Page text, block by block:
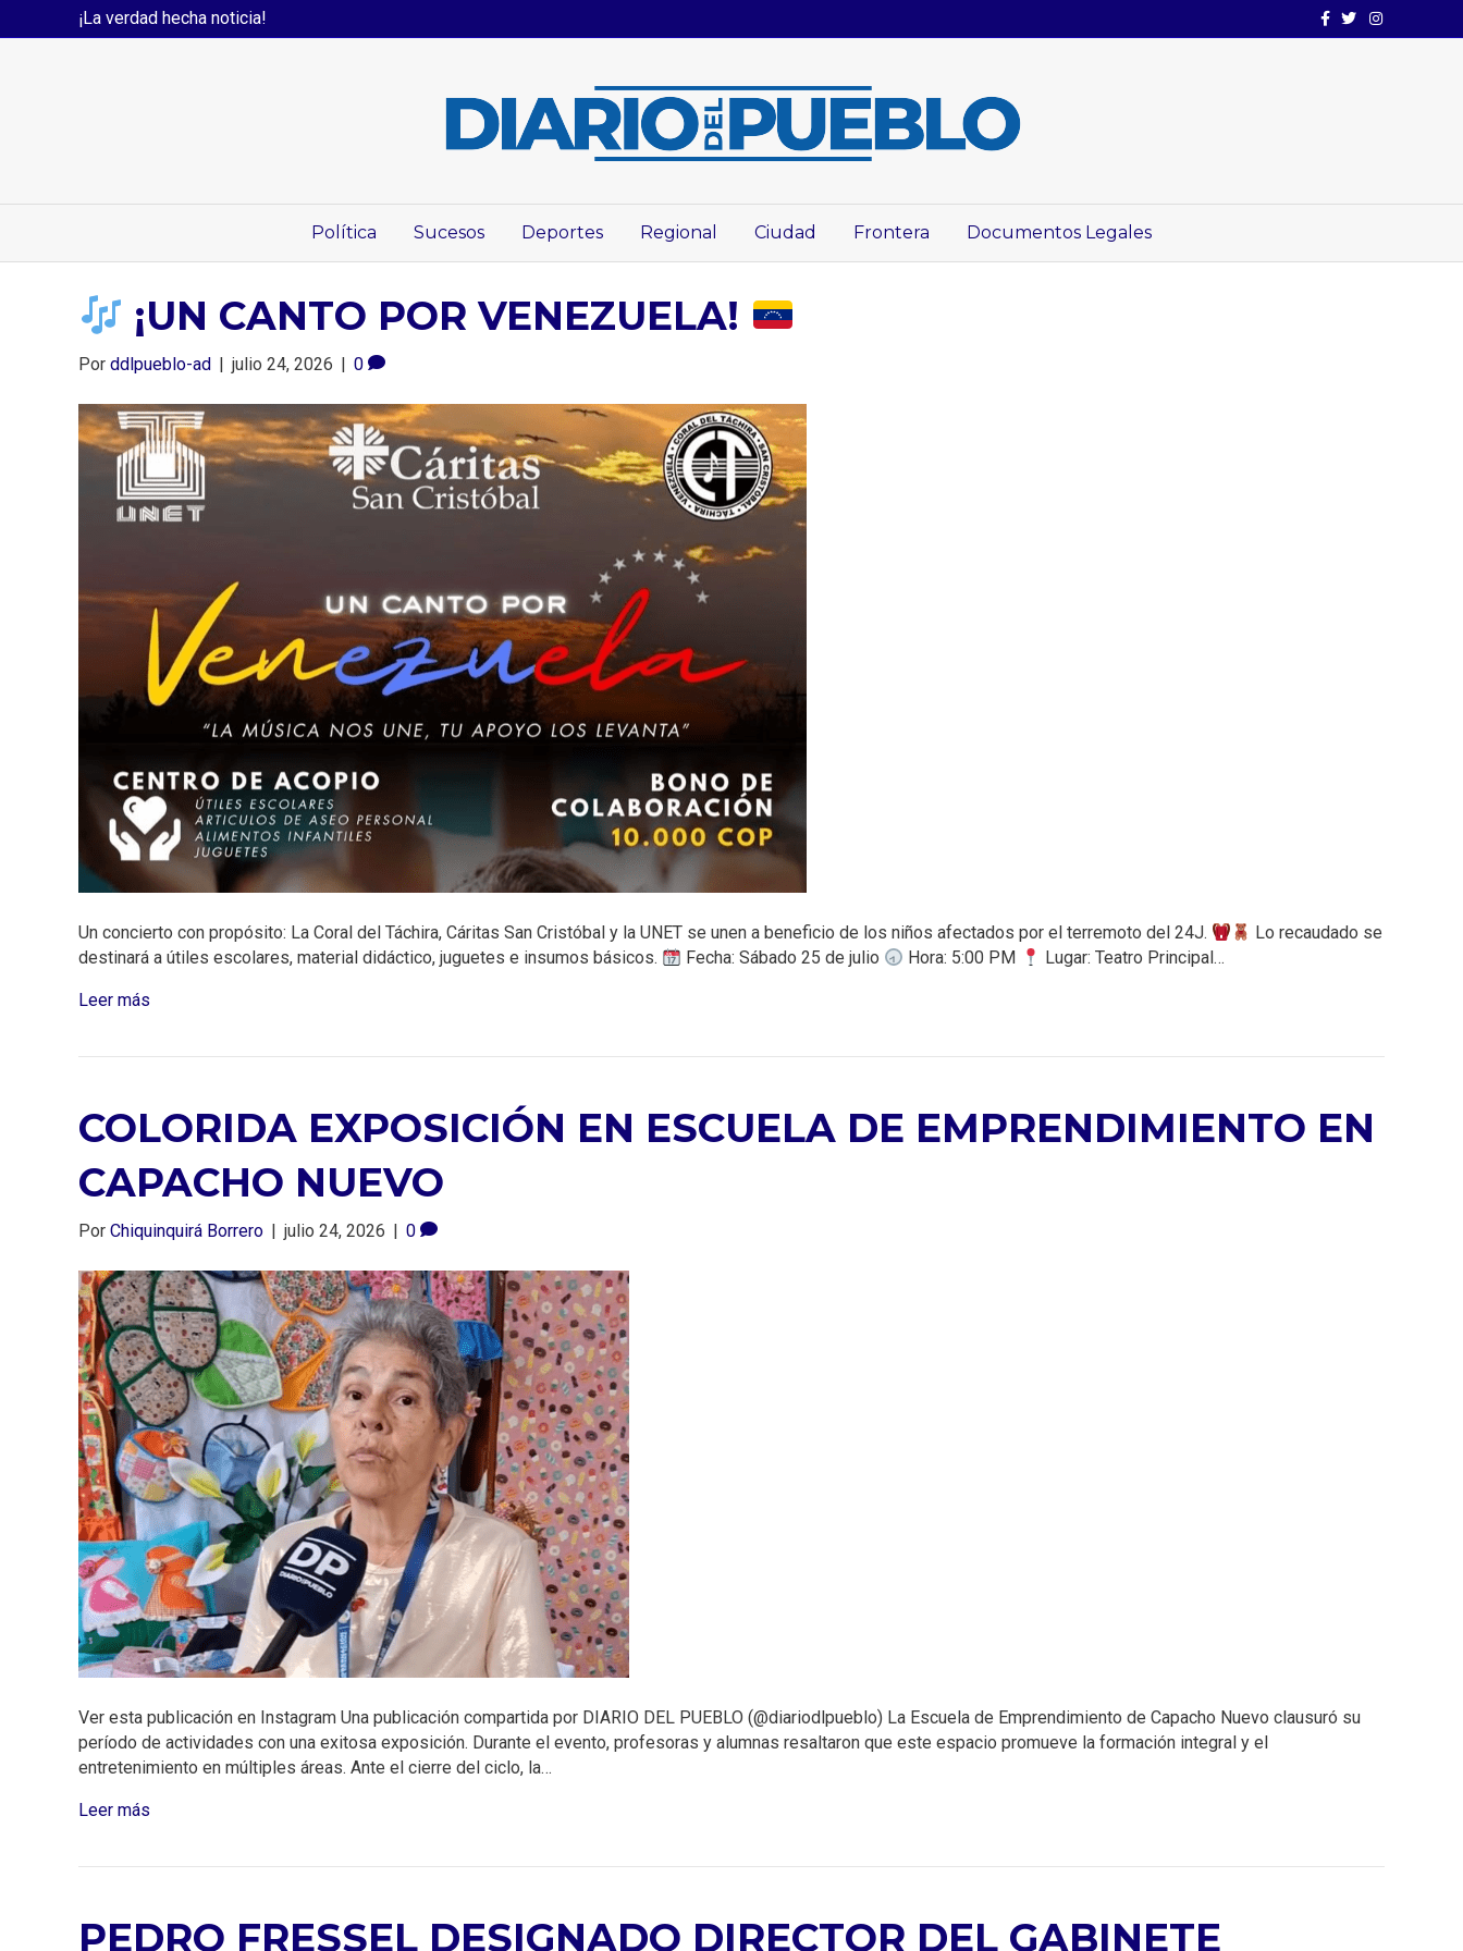
¡La verdad hecha noticia! Facebook
TwitterInstagram
Política Sucesos Deportes Regional Ciudad Frontera Documentos Legales
¡UN CANTO POR VENEZUELA!
Por ddlpueblo-ad julio 24, 2026 0
Un concierto con propósito: La Coral del Táchira, Cáritas San Cristóbal y la UNET se unen a beneficio de los niños afectados por el terremoto del 24J.
Lo recaudado se
destinará a útiles escolares, material didáctico, juguetes e insumos básicos.
Fecha: Sábado 25 de julio Hora: 5:00 PM Lugar: Teatro Principal…
Leer más
COLORIDA EXPOSICIÓN EN ESCUELA DE EMPRENDIMIENTO EN
CAPACHO NUEVO
Por Chiquinquirá Borrero julio 24, 2026 0
Ver esta publicación en Instagram Una publicación compartida por DIARIO DEL PUEBLO (@diariodlpueblo) La Escuela de Emprendimiento de Capacho Nuevo clausuró su
período de actividades con una exitosa exposición. Durante el evento, profesoras y alumnas resaltaron que este espacio promueve la formación integral y el
entretenimiento en múltiples áreas. Ante el cierre del ciclo, la…
Leer más
PEDRO FRESSEL DESIGNADO DIRECTOR DEL GABINETE